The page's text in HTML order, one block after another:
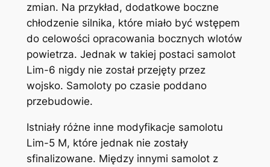
zmian. Na przykład, dodatkowe boczne
chłodzenie silnika, które miało być wstępem
do celowości opracowania bocznych wlotów
powietrza. Jednak w takiej postaci samolot
Lim-6 nigdy nie został przejęty przez
wojsko. Samoloty po czasie poddano
przebudowie.
Istniały różne inne modyfikacje samolotu
Lim-5 M, które jednak nie zostały
sfinalizowane. Między innymi samolot z